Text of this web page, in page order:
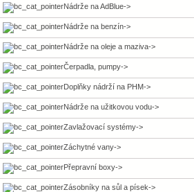
Nádrže na AdBlue->
Nádrže na benzín->
Nádrže na oleje a maziva->
Čerpadla, pumpy->
Doplňky nádrží na PHM->
Nádrže na užitkovou vodu->
Zavlažovací systémy->
Záchytné vany->
Přepravní boxy->
Zásobníky na sůl a písek->